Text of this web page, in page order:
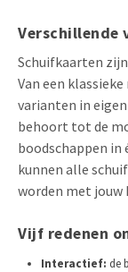
Verschillende
Schuifkaarten
Van een
varianten in
behoort tot de
boodschappen in
kunnen alle
worden met jouw
Vijf redenen
Interactief: de